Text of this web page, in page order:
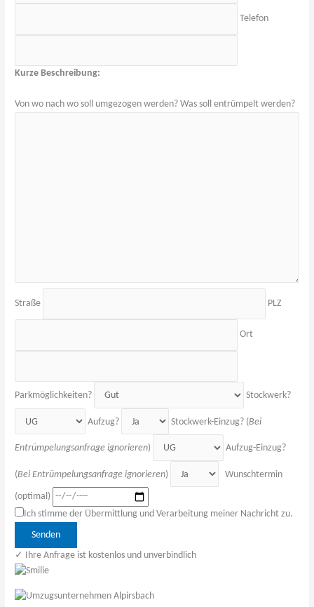
Telefon
Kurze Beschreibung:
Von wo nach wo soll umgezogen werden? Was soll entrümpelt werden?
Straße PLZ
Ort
Parkmöglichkeiten? Stockwerk?
Aufzug? Stockwerk-Einzug? (Bei
Entrümpelungsanfrage ignorieren) Aufzug-Einzug?
(Bei Entrümpelungsanfrage ignorieren) Wunschtermin
(optimal)
Ich stimme der Übermittlung und Verarbeitung meiner Nachricht zu.
✓ Ihre Anfrage ist kostenlos und unverbindlich